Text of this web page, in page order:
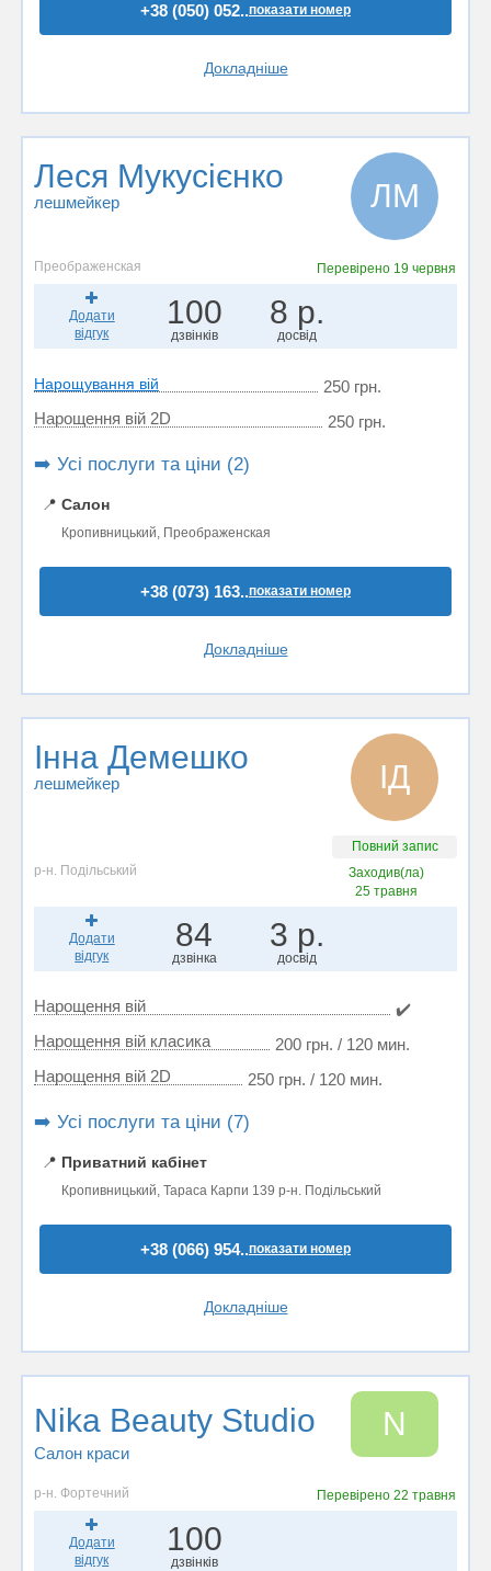
+38 (050) 052..показати номер
Докладніше
Леся Мукусієнко
лешмейкер ЛМ
Преображенская Перевірено 19 червня
Додати
відгук
100
дзвінків
8 р.
досвід
Нарощування вій
250 грн.
Нарощення вій 2D
250 грн.
➡️ Усі послуги та ціни (2)
📍 Салон
Кропивницький, Преображенская
+38 (073) 163..показати номер
Докладніше
Інна Демешко
лешмейкер ІД
Повний запис
р-н. Подільський
Заходив(ла)
25 травня
Додати
відгук
84
дзвінка
3 р.
досвід
Нарощення вій
✔️
Нарощення вій класика
200 грн. / 120 мин.
Нарощення вій 2D
250 грн. / 120 мин.
➡️ Усі послуги та ціни (7)
📍 Приватний кабінет
Кропивницький, Тараса Карпи 139 р-н. Подільський
+38 (066) 954..показати номер
Докладніше
Nika Beauty Studio
Салон краси
N
р-н. Фортечний Перевірено22 травня
Додати
відгук
100
дзвінків